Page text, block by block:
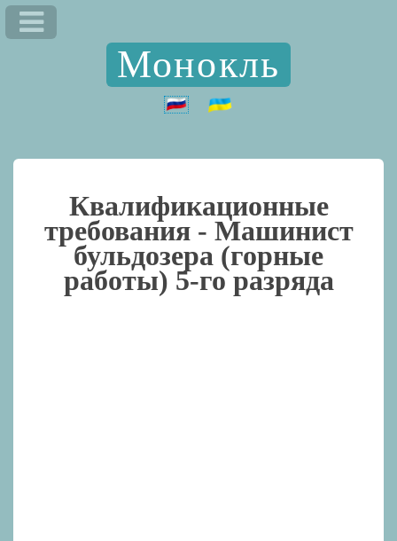
Монокль
Квалификационные
требования - Машинист
бульдозера (горные
работы) 5-го разряда